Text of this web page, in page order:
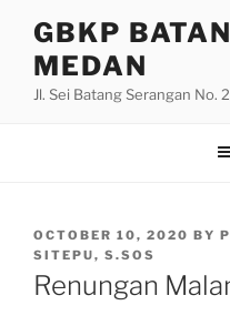
content
GBKP
MEDAN
Jl. Sei Batang Serangan No.
POSTED
ON
OCTOBER 10, 2020 BY
SITEPU, S.SOS
Renungan